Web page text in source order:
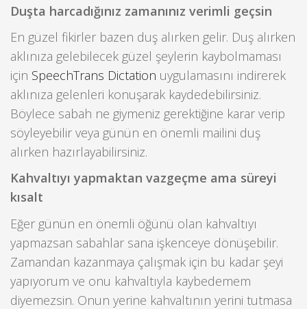
Duşta harcadığınız zamanınız verimli geçsin
En güzel fikirler bazen duş alırken gelir. Duş alırken
aklınıza gelebilecek güzel şeylerin kaybolmaması
için SpeechTrans Dictation uygulamasını indirerek
aklınıza gelenleri konuşarak kaydedebilirsiniz.
Böylece sabah ne giymeniz gerektiğine karar verip
söyleyebilir veya günün en önemli mailini duş
alırken hazırlayabilirsiniz.
Kahvaltıyı yapmaktan vazgeçme ama süreyi
kısalt
Eğer günün en önemli öğünü olan kahvaltıyı
yapmazsan sabahlar sana işkenceye dönüşebilir.
Zamandan kazanmaya çalışmak için bu kadar şeyi
yapıyorum ve onu kahvaltıyla kaybedemem
diyemezsin. Onun yerine kahvaltının yerini tutmasa